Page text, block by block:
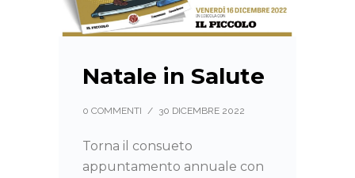
Natale in Salute
0 COMMENTI / 30 DICEMBRE 2022
Torna il consueto
appuntamento annuale con